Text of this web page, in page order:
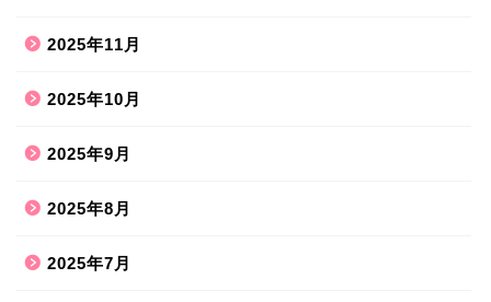
2025年11月
2025年10月
2025年9月
2025年8月
2025年7月